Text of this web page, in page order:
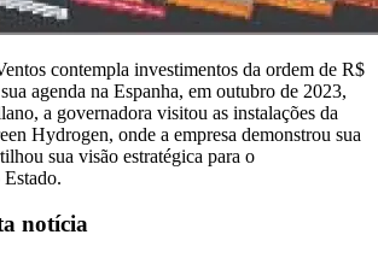
contempla investimentos da ordem de R$
agenda na Espanha, em outubro de 2023,
a governadora visitou as instalações da
Hydrogen, onde a empresa demonstrou sua
sua visão estratégica para o
notícia